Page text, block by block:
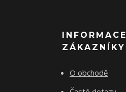
ZÁKAZNÍKY
O obchodě